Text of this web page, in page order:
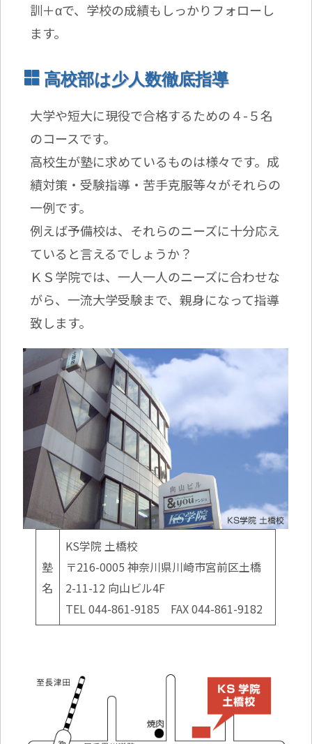
訓＋αで、学校の成績もしっかりフォローし
ます。
高校部は少人数徹底指導
大学や短大に現役で合格するための４-５名
のコースです。
高校生が塾に求めているものは様々です。成
績対策・受験指導・苦手克服等々がそれらの
一例です。
例えば予備校は、それらのニーズに十分応え
ていると言えるでしょうか？
ＫＳ学院では、一人一人のニーズに合わせな
がら、一流大学受験まで、親身になって指導
致します。
塾
名
KS学院 土橋校
〒216-0005 神奈川県川崎市宮前区土橋
2-11-12 向山ビル4F
TEL 044-861-9185 FAX 044-861-9182